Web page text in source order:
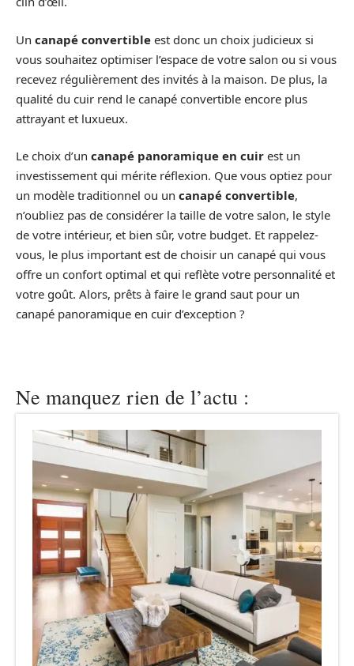
Un canapé convertible est donc un choix judicieux si
vous souhaitez optimiser l’espace de votre salon ou si vous
recevez régulièrement des invités à la maison. De plus, la
qualité du cuir rend le canapé convertible encore plus
attrayant et luxueux.
Le choix d’un canapé panoramique en cuir est un
investissement qui mérite réflexion. Que vous optiez pour
un modèle traditionnel ou un canapé convertible,
n’oubliez pas de considérer la taille de votre salon, le style
de votre intérieur, et bien sûr, votre budget. Et rappelez-
vous, le plus important est de choisir un canapé qui vous
offre un confort optimal et qui reflète votre personnalité et
votre goût. Alors, prêts à faire le grand saut pour un
canapé panoramique en cuir d’exception ?
Ne manquez rien de l’actu :